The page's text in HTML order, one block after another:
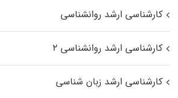
کارشناسی ارشد روانشناسی
کارشناسی ارشد روانشناسی ۲
کارشناسی ارشد زبان شناسی